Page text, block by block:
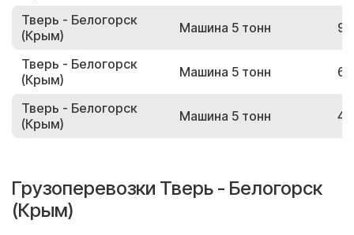
Тверь - Белогорск
(Крым)
Машина 5 тонн
Тверь - Белогорск
(Крым)
Машина 5 тонн
Тверь - Белогорск
(Крым)
Машина 5 тонн
Грузоперевозки Тверь - Белогорск
(Крым)